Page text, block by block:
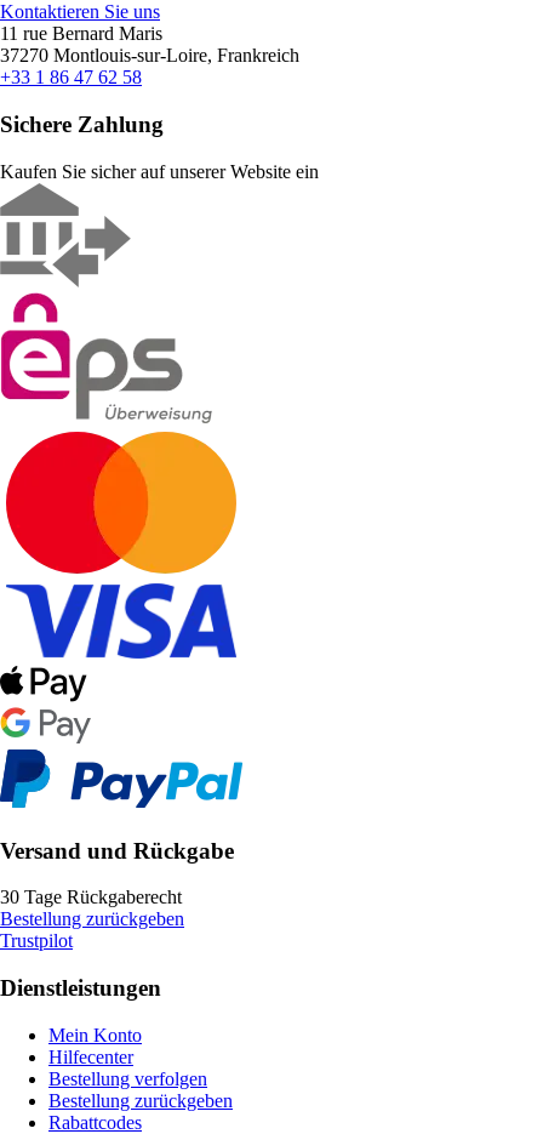
Kontaktieren Sie uns
11 rue Bernard Maris
37270 Montlouis-sur-Loire, Frankreich
+33 1 86 47 62 58
Sichere Zahlung
Kaufen Sie sicher auf unserer Website ein
Versand und Rückgabe
30 Tage Rückgaberecht
Bestellung zurückgeben
Trustpilot
Dienstleistungen
Mein Konto
Hilfecenter
Bestellung verfolgen
Bestellung zurückgeben
Rabattcodes